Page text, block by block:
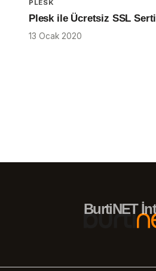
PLESK
Plesk ile Ücretsiz SSL
13 Ocak 2020
BurtiNET